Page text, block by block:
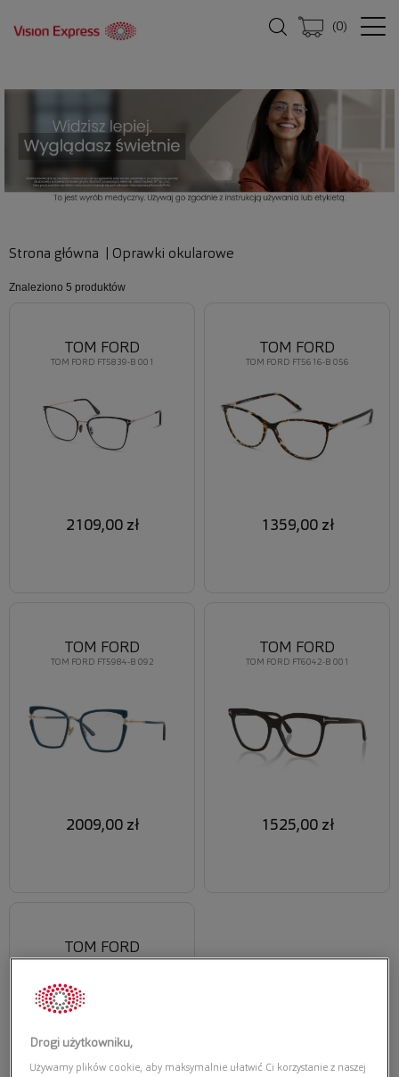
(0)
Strona główna Oprawki okularowe
Znaleziono 5 produktów
TOM FORD FT5839-B 001
TOM FORD
2109,00 zł
TOM FORD FT5616-B 056
TOM FORD
1359,00 zł
TOM FORD FT5984-B 092
TOM FORD
2009,00 zł
TOM FORD FT6042-B 001
TOM FORD
1525,00 zł
TOM FORD FT6042-B 069
TOM FORD
Drogi użytkowniku,
Używamy plików cookie, aby maksymalnie ułatwić Ci korzystanie z naszej